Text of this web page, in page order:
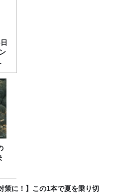
策に！】この1本で夏を乗り切